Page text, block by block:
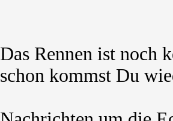
Das Rennen ist noch
schon kommst Du